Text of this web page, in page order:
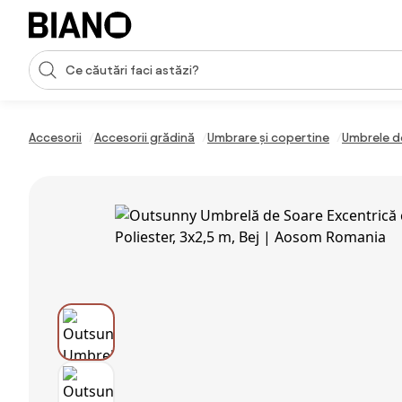
Sari peste navigare, accesează conținutul
Introducerea căutării
Accesorii Accesorii grădină Umbrare și copertine Umbrele